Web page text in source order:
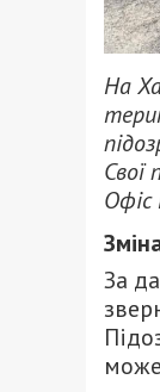
На
Свої
Офіс
За